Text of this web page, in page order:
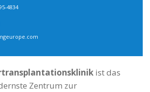
ist das
Zentrum zur